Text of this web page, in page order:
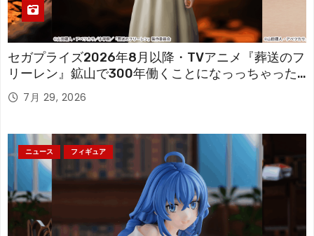
セガプライズ2026年8月以降・TVアニメ『葬送のフ
リーレン』鉱山で300年働くことになっっちゃった
「フリーレン」を立体化！
7月 29, 2026
ニュース フィギュア